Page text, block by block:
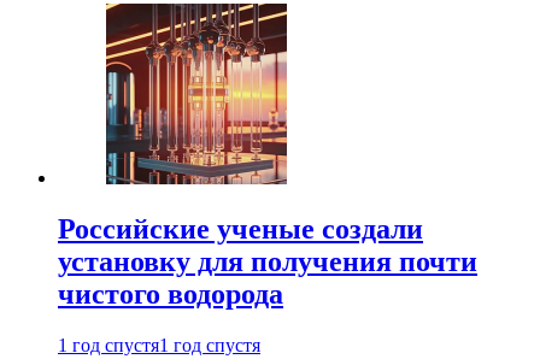
Российские ученые создали
установку для получения почти
чистого водорода
1 год спустя1 год спустя